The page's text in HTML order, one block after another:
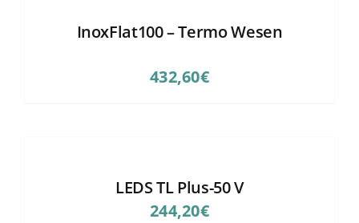
InoxFlat100 – Termo Wesen
432,60€
LEDS TL Plus-50 V
244,20€